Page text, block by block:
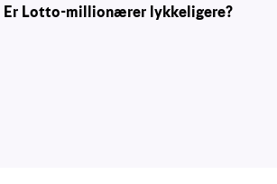
Er Lotto-millionærer lykkeligere?